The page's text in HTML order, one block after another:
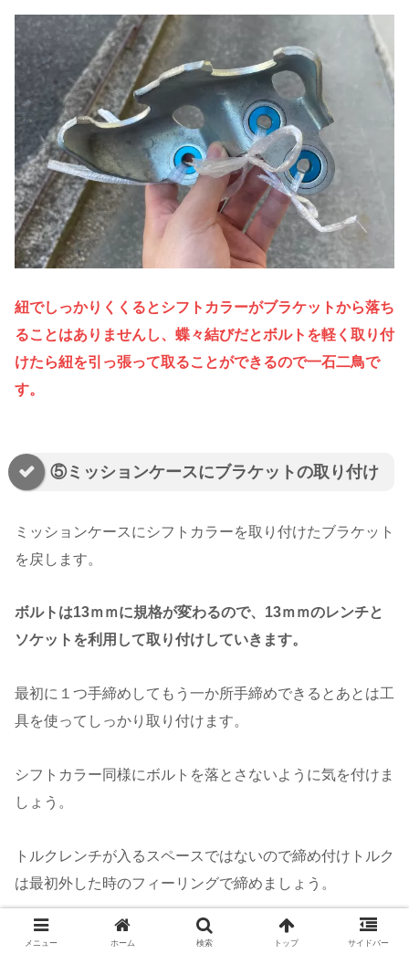
紐でしっかりくくるとシフトカラーがブラケットから落ち
ることはありませんし、蝶々結びだとボルトを軽く取り付
けたら紐を引っ張って取ることができるので一石二鳥で
す。
⑤ミッションケースにブラケットの取り付け
ミッションケースにシフトカラーを取り付けたブラケット
を戻します。
ボルトは13ｍｍに規格が変わるので、13ｍｍのレンチと
ソケットを利用して取り付けしていきます。
最初に１つ手締めしてもう一か所手締めできるとあとは工
具を使ってしっかり取り付けます。
シフトカラー同様にボルトを落とさないように気を付けま
しょう。
トルクレンチが入るスペースではないので締め付けトルク
は最初外した時のフィーリングで締めましょう。
一応規定トルクは21N・mとなります。
メニュー ホーム 検索 トップ サイドバー